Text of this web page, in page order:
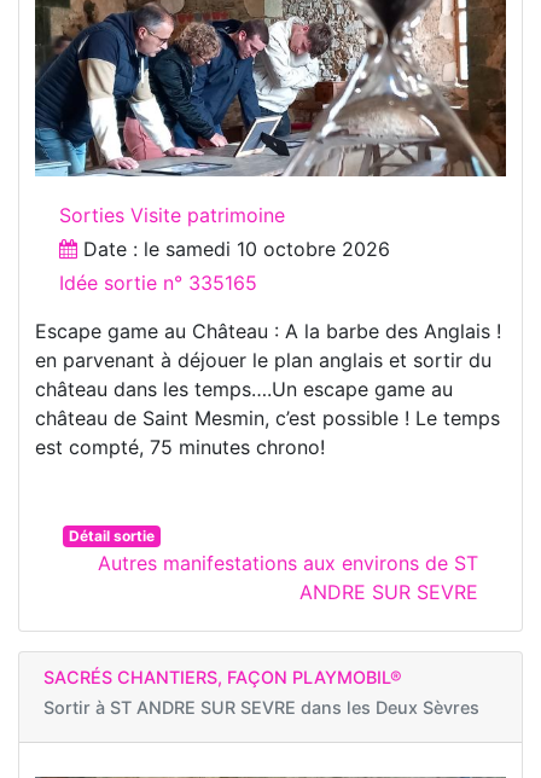
Sorties Visite patrimoine
Date : le samedi 10 octobre 2026
Idée sortie n° 335165
Escape game au Château : A la barbe des Anglais !
en parvenant à déjouer le plan anglais et sortir du
château dans les temps….Un escape game au
château de Saint Mesmin, c’est possible ! Le temps
est compté, 75 minutes chrono!
Détail sortie
Autres manifestations aux environs de ST
ANDRE SUR SEVRE
SACRÉS CHANTIERS, FAÇON PLAYMOBIL®
Sortir à ST ANDRE SUR SEVRE dans les Deux Sèvres